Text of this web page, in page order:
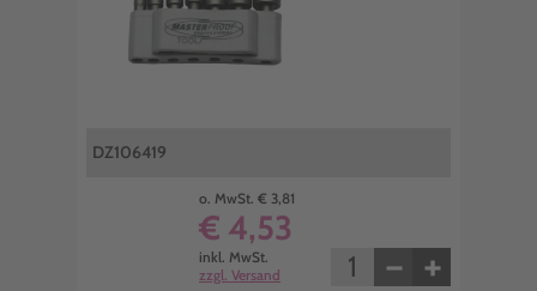
DZ106419
o. MwSt. € 3,81
€ 4,53
inkl. MwSt.
zzgl. Versand
− +